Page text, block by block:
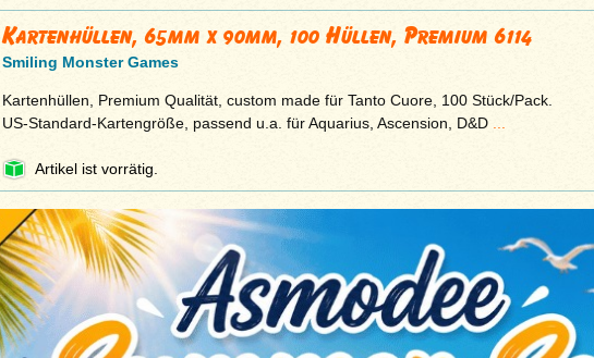
Kartenhüllen, 65mm x 90mm, 100 Hüllen, Premium 6114
Smiling Monster Games
Kartenhüllen, Premium Qualität, custom made für Tanto Cuore, 100 Stück/Pack.
US-Standard-Kartengröße, passend u.a. für Aquarius, Ascension, D&D ...
Artikel ist vorrätig.